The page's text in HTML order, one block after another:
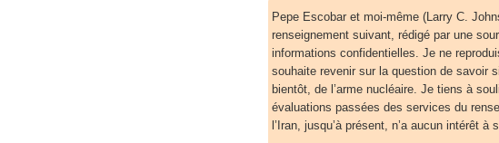
Pepe Escobar et moi-même (Larry C.
renseignement suivant, rédigé par une
informations confidentielles. Je ne
souhaite revenir sur la question de savoir
bientôt, de l’arme nucléaire. Je tiens à
évaluations passées des services du
l’Iran, jusqu’à présent, n’a aucun intérêt à